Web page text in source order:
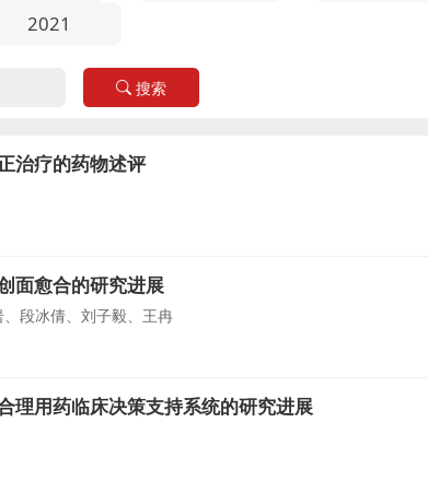
2021
搜索
治疗的药物述评
面愈合的研究进展
段冰倩、刘子毅、王冉
理用药临床决策支持系统的研究进展